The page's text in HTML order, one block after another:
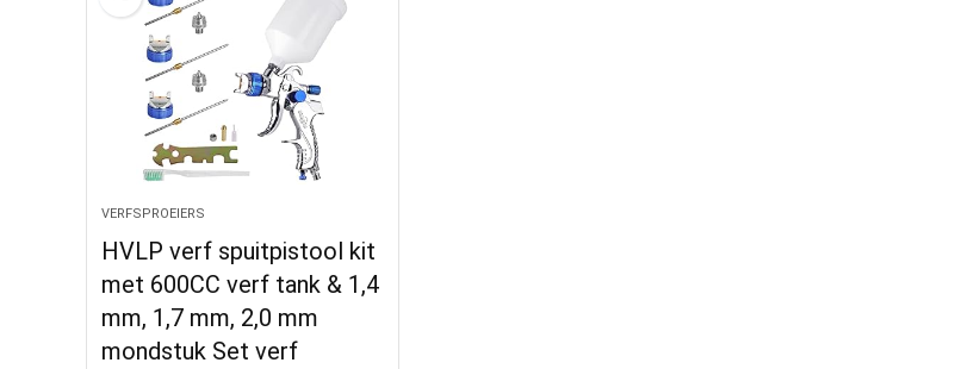
VERFSPROEIERS
HVLP verf spuitpistool kit
met 600CC verf tank & 1,4
mm, 1,7 mm, 2,0 mm
mondstuk Set verf